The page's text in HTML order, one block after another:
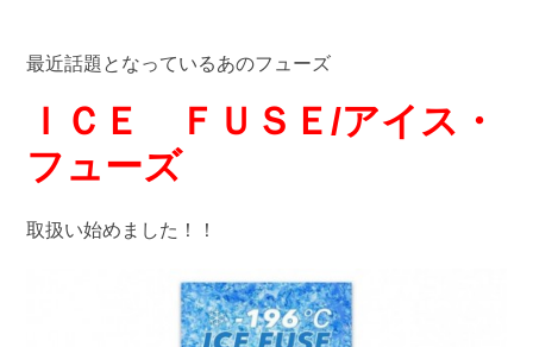
最近話題となっているあのフューズ
ＩＣＥ ＦＵＳＥ/アイス・
フューズ
取扱い始めました！！